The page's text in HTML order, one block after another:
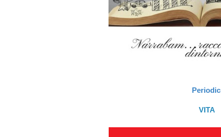
VITA